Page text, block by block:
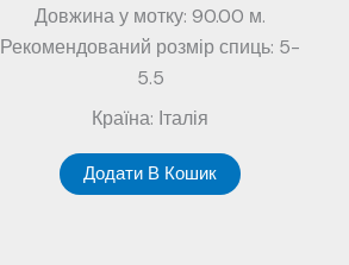
Довжина у мотку: 90.00 м.
Рекомендований розмір спиць: 5-
5.5
Країна: Італія
Додати В Кошик